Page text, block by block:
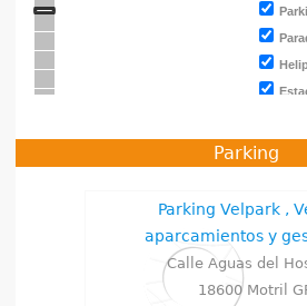
Parking
Parking Velpark ,
aparcamientos y
Calle Aguas del
18600 Motril